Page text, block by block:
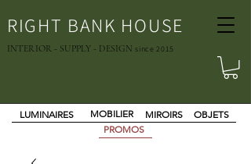
RIGHT BANK HOUSE
INTERIOR - SUPPLY - DESIGNsince 2015
MOBILIER MIROIRS
LUMINAIRES
OBJETS
PROMOS